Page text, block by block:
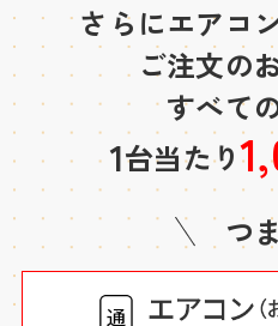
さらにエアコ
ご注文の
すべて
1台当たり
つ